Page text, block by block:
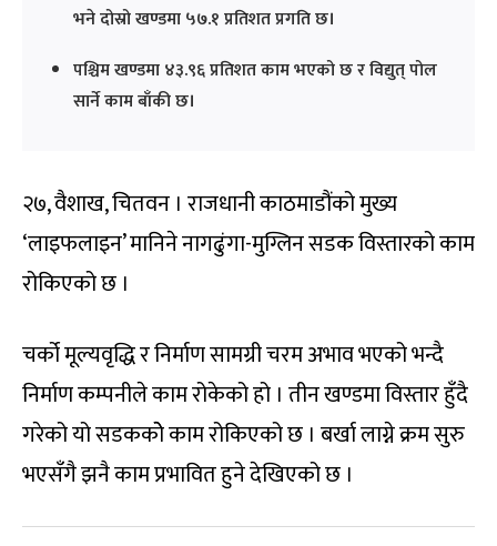
भने दोस्रो खण्डमा ५७.१ प्रतिशत प्रगति छ।
पश्चिम खण्डमा ४३.९६ प्रतिशत काम भएको छ र विद्युत् पोल
सार्ने काम बाँकी छ।
२७, वैशाख, चितवन । राजधानी काठमाडौंको मुख्य
‘लाइफलाइन’ मानिने नागढुंगा-मुग्लिन सडक विस्तारको काम
रोकिएको छ ।
चर्को मूल्यवृद्धि र निर्माण सामग्री चरम अभाव भएको भन्दै
निर्माण कम्पनीले काम रोकेको हो । तीन खण्डमा विस्तार हुँदै
गरेको यो सडककोे काम रोकिएको छ । बर्खा लाग्ने क्रम सुरु
भएसँगै झनै काम प्रभावित हुने देखिएको छ ।